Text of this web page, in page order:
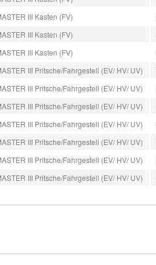
III Kasten (FV)
III Kasten (FV)
III Kasten (FV)
III Pritsche/Fahrgestell (EV/ HV/ UV)
III Pritsche/Fahrgestell (EV/ HV/ UV)
III Pritsche/Fahrgestell (EV/ HV/ UV)
III Pritsche/Fahrgestell (EV/ HV/ UV)
III Pritsche/Fahrgestell (EV/ HV/ UV)
III Pritsche/Fahrgestell (EV/ HV/ UV)
III Pritsche/Fahrgestell (EV/ HV/ UV)